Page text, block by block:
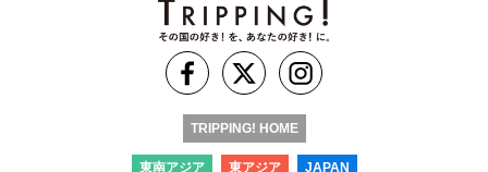
TRIPPING! HOME
東南アジア 東アジア JAPAN